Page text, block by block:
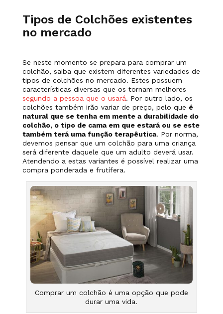
Tipos de Colchões existentes
no mercado
Se neste momento se prepara para comprar um
colchão, saiba que existem diferentes variedades de
tipos de colchões no mercado. Estes possuem
características diversas que os tornam melhores
segundo a pessoa que o usará. Por outro lado, os
colchões também irão variar de preço, pelo que é
natural que se tenha em mente a durabilidade do
colchão, o tipo de cama em que estará ou se este
também terá uma função terapêutica. Por norma,
devemos pensar que um colchão para uma criança
será diferente daquele que um adulto deverá usar.
Atendendo a estas variantes é possível realizar uma
compra ponderada e frutífera.
Comprar um colchão é uma opção que pode
durar uma vida.